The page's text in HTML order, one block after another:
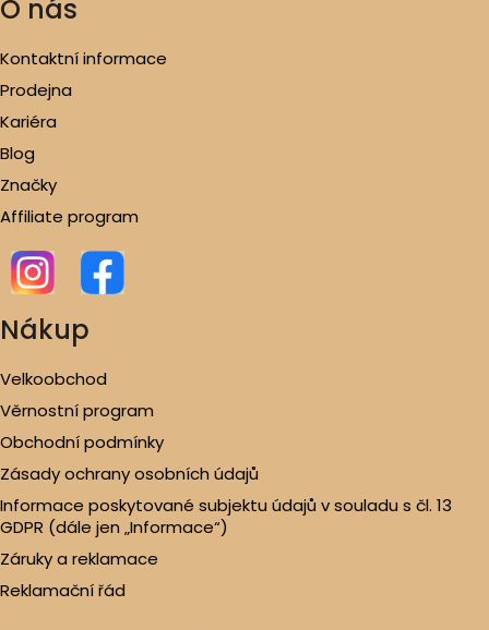
O nás
Kontaktní informace
Prodejna
Kariéra
Blog
Značky
Affiliate program
Nákup
Velkoobchod
Věrnostní program
Obchodní podmínky
Zásady ochrany osobních údajů
Informace poskytované subjektu údajů v souladu s čl. 13
GDPR (dále jen „Informace“)
Záruky a reklamace
Reklamační řád